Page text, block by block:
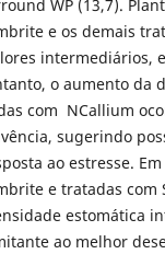
WP (13,7).
e os demais
intermediários,
o aumento da
com NCallium
sugerindo
ao estresse.
e tratadas com
estomática
ao melhor